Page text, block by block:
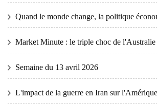
Quand le monde change, la politique
Market Minute : le triple choc de l'Australie
Semaine du 13 avril 2026
L'impact de la guerre en Iran sur